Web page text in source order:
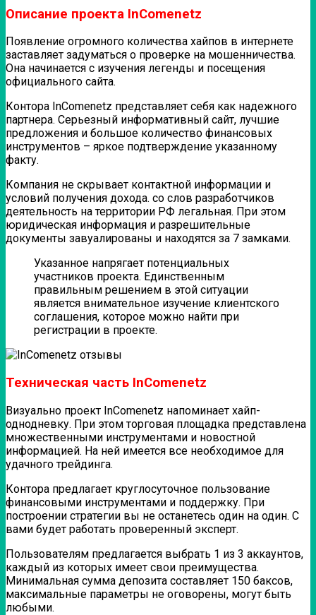
Описание проекта InComenetz
Появление огромного количества хайпов в интернете
заставляет задуматься о проверке на мошенничества.
Она начинается с изучения легенды и посещения
официального сайта.
Контора InComenetz представляет себя как надежного
партнера. Серьезный информативный сайт, лучшие
предложения и большое количество финансовых
инструментов – яркое подтверждение указанному
факту.
Компания не скрывает контактной информации и
условий получения дохода. со слов разработчиков
деятельность на территории РФ легальная. При этом
юридическая информация и разрешительные
документы завуалированы и находятся за 7 замками.
Указанное напрягает потенциальных
участников проекта. Единственным
правильным решением в этой ситуации
является внимательное изучение клиентского
соглашения, которое можно найти при
регистрации в проекте.
Техническая часть InComenetz
Визуально проект InComenetz напоминает хайп-
однодневку. При этом торговая площадка представлена
множественными инструментами и новостной
информацией. На ней имеется все необходимое для
удачного трейдинга.
Контора предлагает круглосуточное пользование
финансовыми инструментами и поддержку. При
построении стратегии вы не останетесь один на один. С
вами будет работать проверенный эксперт.
Пользователям предлагается выбрать 1 из 3 аккаунтов,
каждый из которых имеет свои преимущества.
Минимальная сумма депозита составляет 150 баксов,
максимальные параметры не оговорены, могут быть
любыми.